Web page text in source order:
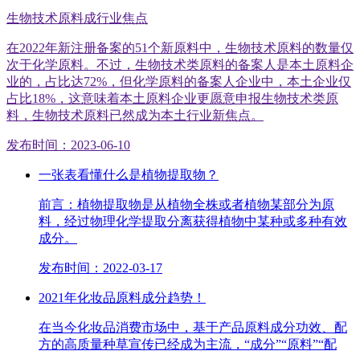
生物技术原料成行业焦点
在2022年新注册备案的51个新原料中，生物技术原料的数量仅
次于化学原料。不过，生物技术类原料的备案人是本土原料企
业的，占比达72%，但化学原料的备案人企业中，本土企业仅
占比18%，这意味着本土原料企业更愿意申报生物技术类原
料，生物技术原料已然成为本土行业新焦点。
发布时间：2023-06-10
一张表看懂什么是植物提取物？
前言：植物提取物是从植物全株或者植物某部分为原
料，经过物理化学提取分离获得植物中某种或多种有效
成分。
发布时间：2022-03-17
2021年化妆品原料成分趋势！
在当今化妆品消费市场中，基于产品原料成分功效、配
方的高质量种草宣传已经成为主流，“成分”“原料”“配